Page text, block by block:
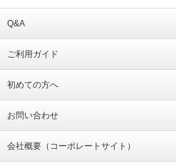
Q&A
ご利用ガイド
初めての方へ
お問い合わせ
会社概要（コーポレートサイト）